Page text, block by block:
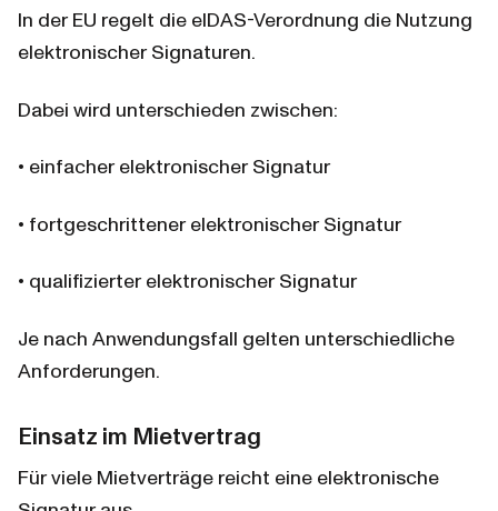
In der EU regelt die eIDAS-Verordnung die Nutzung
elektronischer Signaturen.
Dabei wird unterschieden zwischen:
• einfacher elektronischer Signatur
• fortgeschrittener elektronischer Signatur
• qualifizierter elektronischer Signatur
Je nach Anwendungsfall gelten unterschiedliche
Anforderungen.
Einsatz im Mietvertrag
Für viele Mietverträge reicht eine elektronische